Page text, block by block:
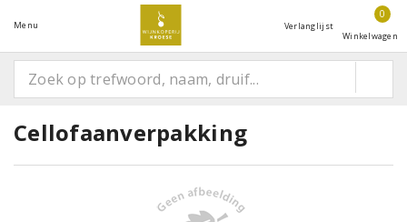
Menu Verlanglijst
0
Winkelwagen
Cellofaanverpakking